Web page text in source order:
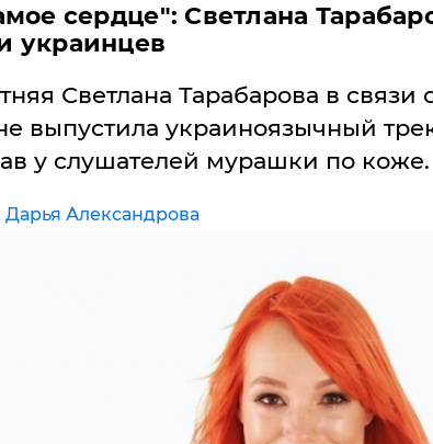
сердце": Светлана
украинцев
Светлана Тарабарова в
выпустила украиноязычный
у слушателей мурашки по коже.
Дарья Александрова